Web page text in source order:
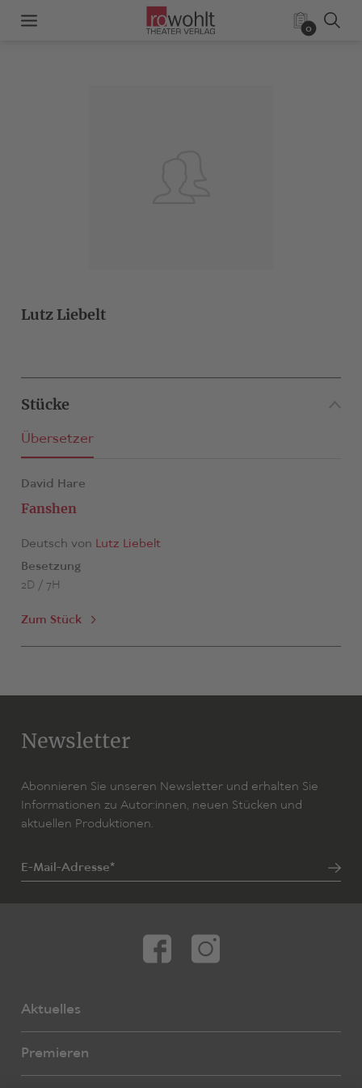
0
Lutz Liebelt
Stücke
Übersetzer
David Hare
Fanshen
Deutsch von Lutz Liebelt
Besetzung
2D / 7H
Zum Stück
Newsletter
Abonnieren Sie unseren Newsletter und erhalten Sie
Informationen zu Autor:innen, neuen Stücken und
aktuellen Produktionen.
E-Mail-Adresse*
Aktuelles
Premieren